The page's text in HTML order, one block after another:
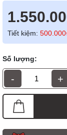
Tiết kiệm:
Số lượng:
- +